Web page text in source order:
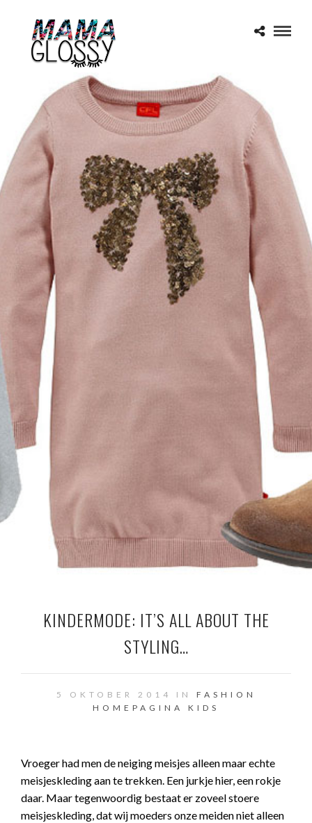
KINDERMODE: IT’S ALL ABOUT THE
STYLING…
5 OKTOBER 2014 IN FASHION
HOMEPAGINA
KIDS
Vroeger had men de neiging meisjes alleen maar echte
meisjeskleding aan te trekken. Een jurkje hier, een rokje
daar. Maar tegenwoordig bestaat er zoveel stoere
meisjeskleding, dat wij moeders onze meiden niet alleen